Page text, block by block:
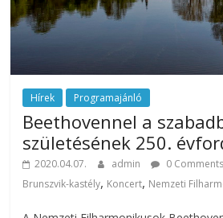
Hírek Programajánló
Beethovennel a
születésének 250.
2020.04.07. admin 0 Comments
Brunszvik-kastély, Koncert, Nemzeti